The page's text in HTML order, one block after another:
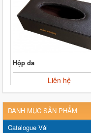
Hộp da
Liên hệ
DANH MỤC SẢN PHẨM
Catalogue Vải